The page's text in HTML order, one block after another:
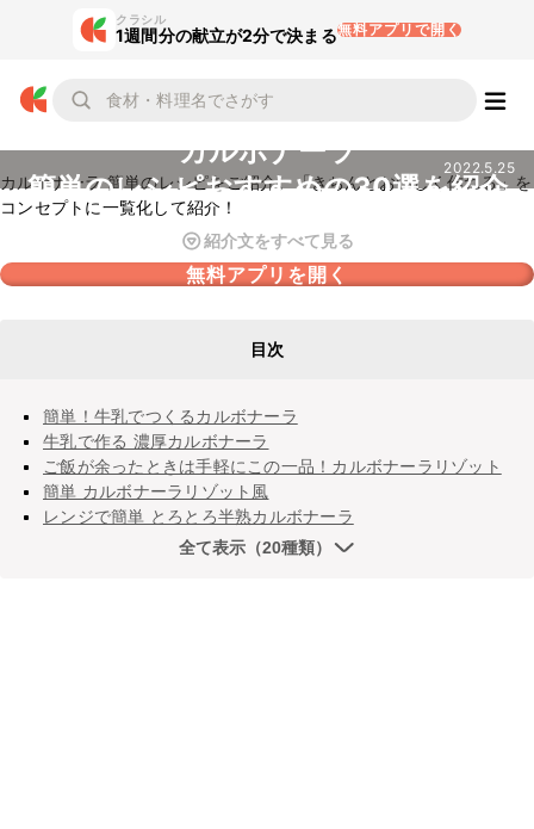
クラシル
1週間分の献立が2分で決まる無料アプリで開く
カルボナーラ
簡単のレシピおすすめの30選を紹介
2022.5.25
カルボナーラ 簡単のレシピをご紹介。「きちんとおいしく作れる」を
コンセプトに一覧化して紹介！
紹介文をすべて見る
無料アプリを開く
目次
簡単！牛乳でつくるカルボナーラ
牛乳で作る 濃厚カルボナーラ
ご飯が余ったときは手軽にこの一品！カルボナーラリゾット
簡単 カルボナーラリゾット風
レンジで簡単 とろとろ半熟カルボナーラ
全て表示（20種類）